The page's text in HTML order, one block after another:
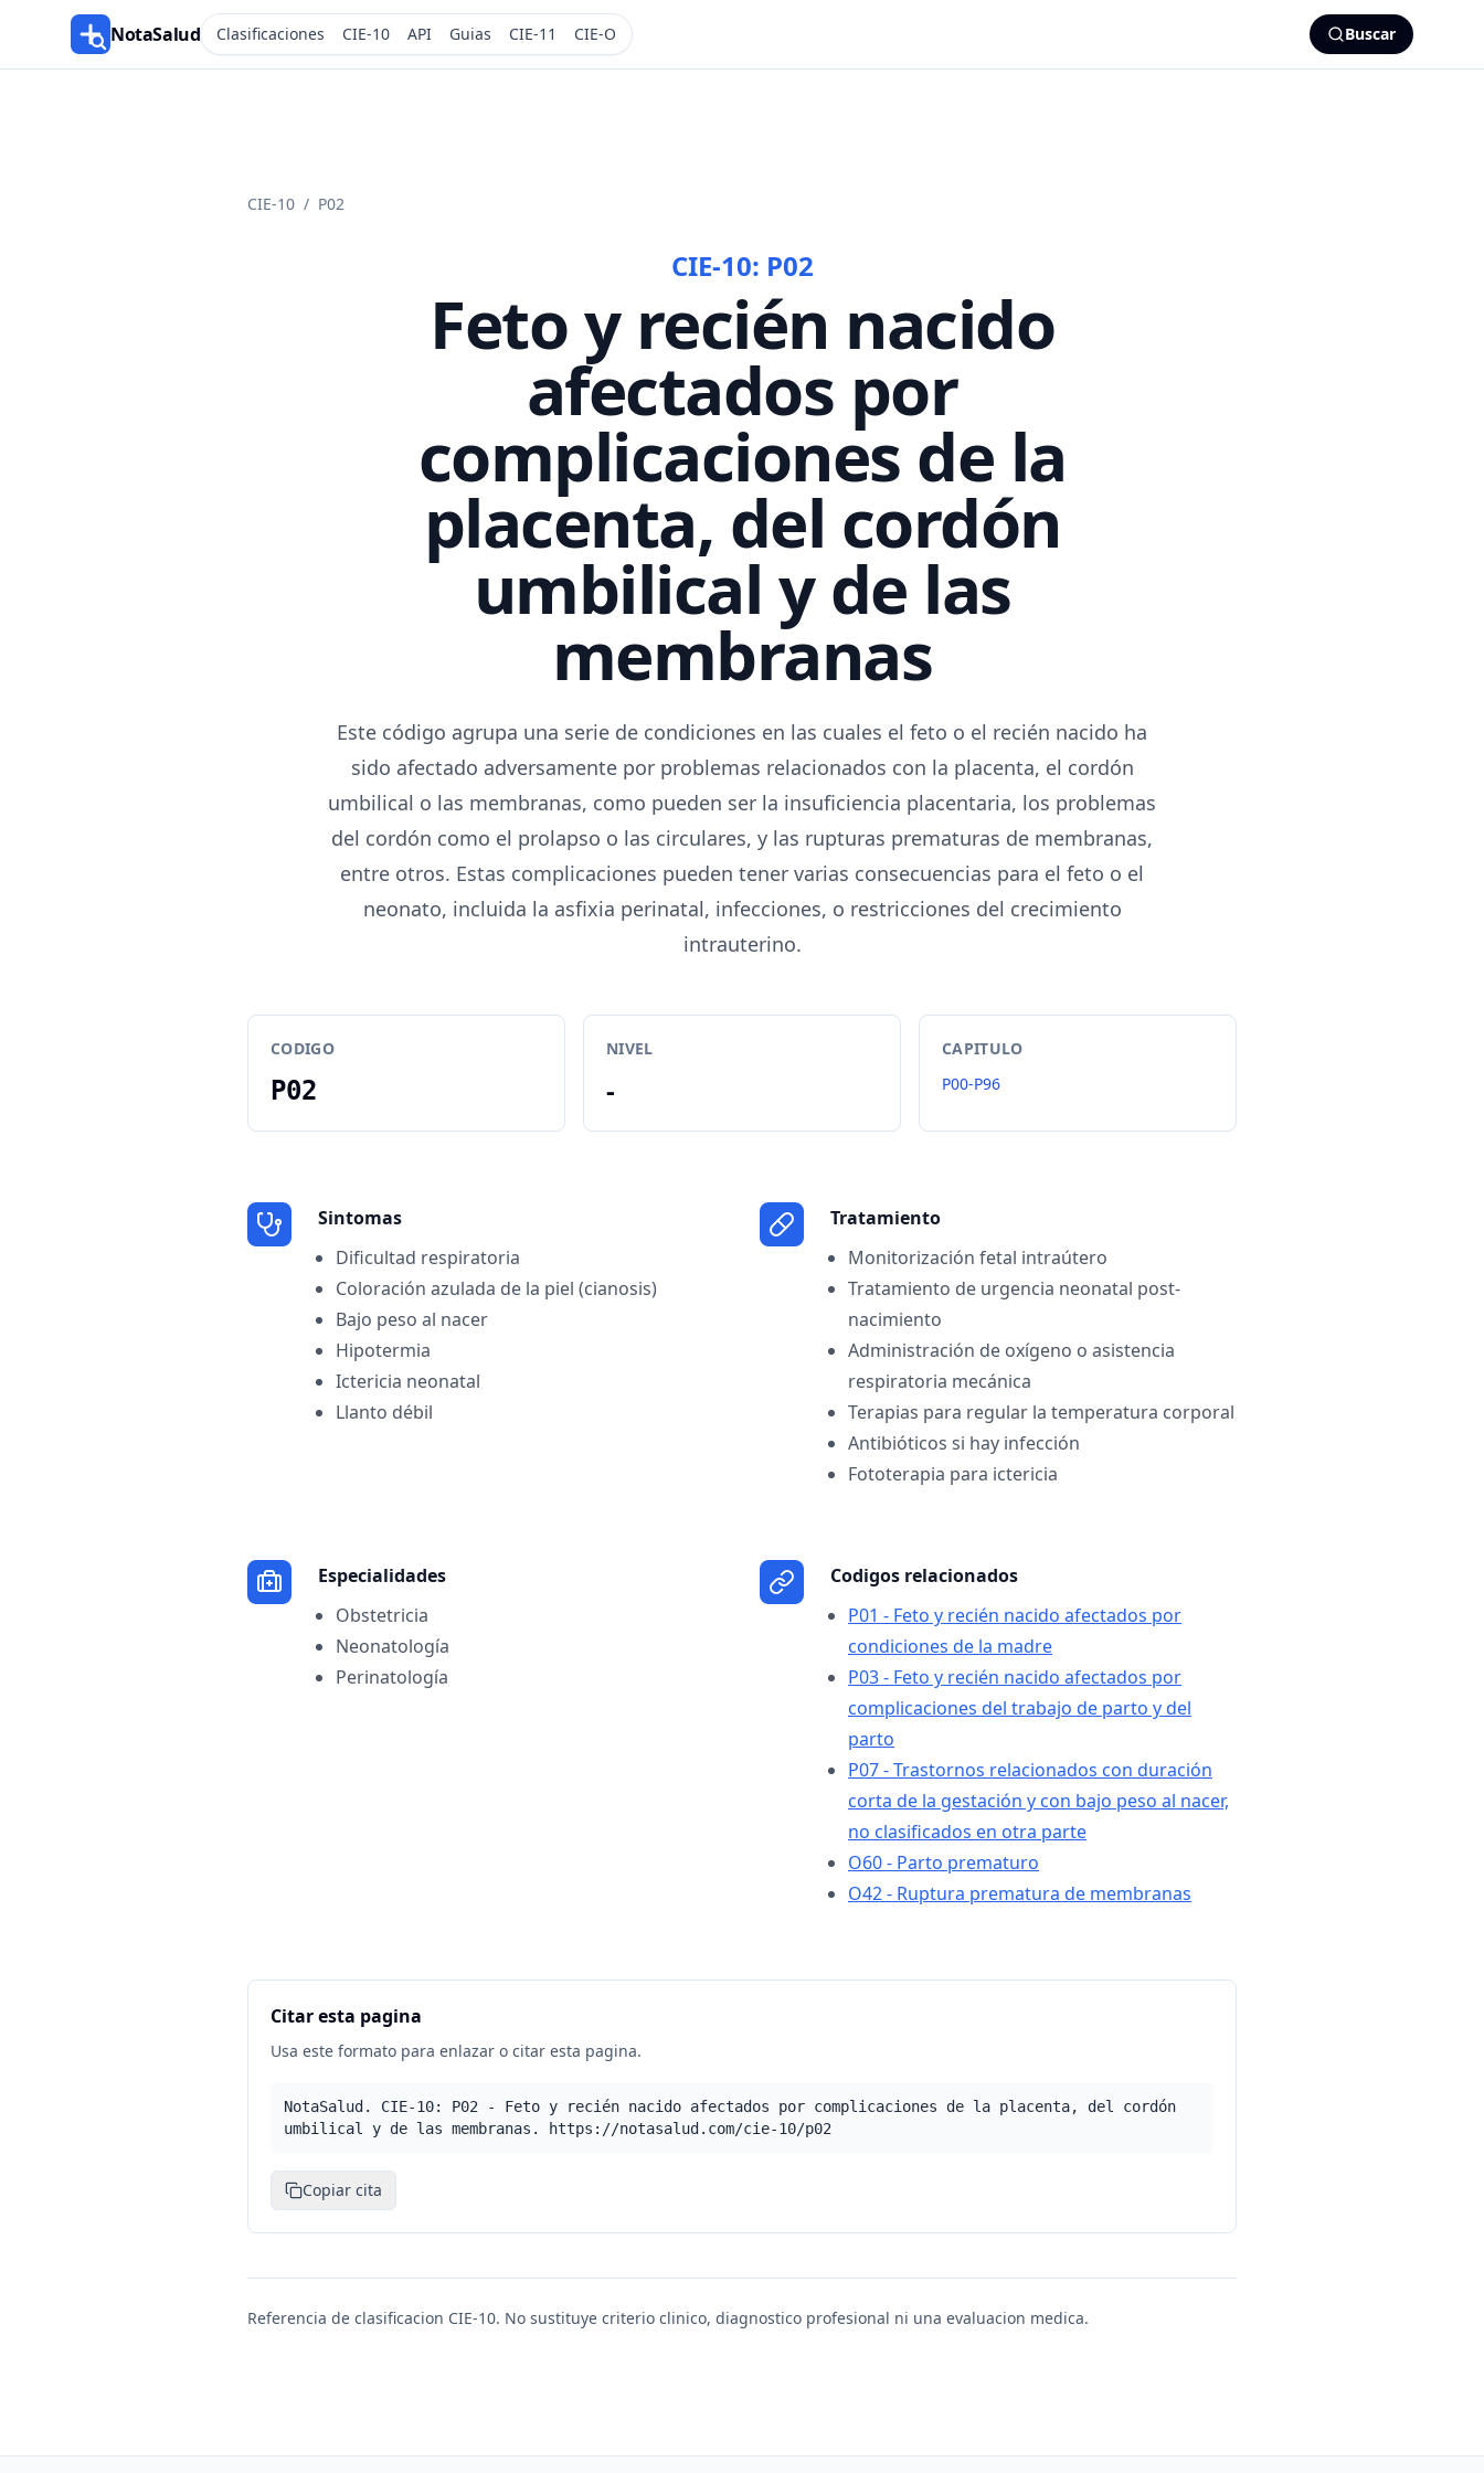
NotaSalud Clasificaciones CIE-10 API Guias CIE-11 CIE-O Buscar
CIE-10 / P02
CIE-10: P02
Feto y recién nacido
afectados por
complicaciones de la
placenta, del cordón
umbilical y de las
membranas
Este código agrupa una serie de condiciones en las cuales el feto o el recién nacido ha
sido afectado adversamente por problemas relacionados con la placenta, el cordón
umbilical o las membranas, como pueden ser la insuficiencia placentaria, los problemas
del cordón como el prolapso o las circulares, y las rupturas prematuras de membranas,
entre otros. Estas complicaciones pueden tener varias consecuencias para el feto o el
neonato, incluida la asfixia perinatal, infecciones, o restricciones del crecimiento
intrauterino.
CODIGO
P02
NIVEL
-
CAPITULO
P00-P96
Sintomas
Dificultad respiratoria
Coloración azulada de la piel (cianosis)
Bajo peso al nacer
Hipotermia
Ictericia neonatal
Llanto débil
Tratamiento
Monitorización fetal intraútero
Tratamiento de urgencia neonatal post-
nacimiento
Administración de oxígeno o asistencia
respiratoria mecánica
Terapias para regular la temperatura corporal
Antibióticos si hay infección
Fototerapia para ictericia
Especialidades
Obstetricia
Neonatología
Perinatología
Codigos relacionados
P01 - Feto y recién nacido afectados por
condiciones de la madre
P03 - Feto y recién nacido afectados por
complicaciones del trabajo de parto y del
parto
P07 - Trastornos relacionados con duración
corta de la gestación y con bajo peso al nacer,
no clasificados en otra parte
O60 - Parto prematuro
O42 - Ruptura prematura de membranas
Citar esta pagina
Usa este formato para enlazar o citar esta pagina.
NotaSalud. CIE-10: P02 - Feto y recién nacido afectados por complicaciones de la placenta, del cordón
umbilical y de las membranas. https://notasalud.com/cie-10/p02
Copiar cita
Referencia de clasificacion CIE-10. No sustituye criterio clinico, diagnostico profesional ni una evaluacion medica.